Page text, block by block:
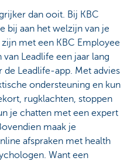
dan ooit. Bij KBC
bij aan het welzijn van je
met een KBC Employee
Leadlife een jaar lang
de Leadlife-app. Met advies
ondersteuning en kun
rugklachten, stoppen
je chatten met een expert
maak je
afspraken met health
Want een